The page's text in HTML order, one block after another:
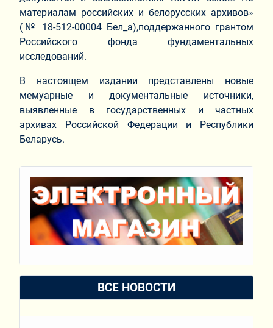
материалам российских и белорусских архивов»
(№ 18-512-00004 Бел_а),поддержанного грантом
Российского фонда фундаментальных
исследований.
В настоящем издании представлены новые
мемуарные и документальные источники,
выявленные в государственных и частных
архивах Российской Федерации и Республики
Беларусь.
ВСЕ НОВОСТИ